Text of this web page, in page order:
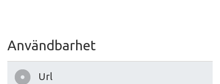
Användbarhet
Url